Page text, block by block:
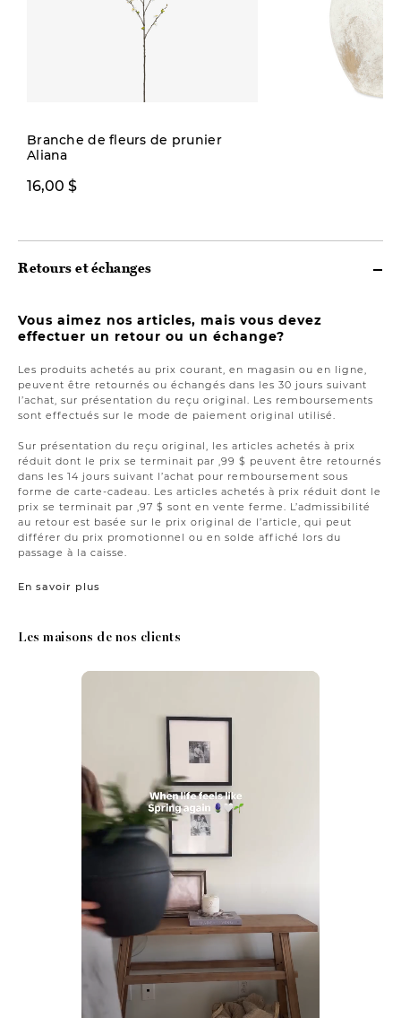
Branche de fleurs de prunier
Aliana
16,00 $
Retours et échanges
Vous aimez nos articles, mais vous devez
effectuer un retour ou un échange?
Les produits achetés au prix courant, en magasin ou en ligne,
peuvent être retournés ou échangés dans les 30 jours suivant
l’achat, sur présentation du reçu original. Les remboursements
sont effectués sur le mode de paiement original utilisé.
Sur présentation du reçu original, les articles achetés à prix
réduit dont le prix se terminait par ,99 $ peuvent être retournés
dans les 14 jours suivant l’achat pour remboursement sous
forme de carte-cadeau. Les articles achetés à prix réduit dont le
prix se terminait par ,97 $ sont en vente ferme. L’admissibilité
au retour est basée sur le prix original de l’article, qui peut
différer du prix promotionnel ou en solde affiché lors du
passage à la caisse.
En savoir plus
Les maisons de nos clients
Media Carousel
Carousel with product photos. Use the previous and